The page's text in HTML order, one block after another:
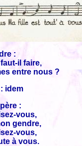
:
il faire,
entre nous ?
idem
:
vous,
gendre,
vous,
à vous.